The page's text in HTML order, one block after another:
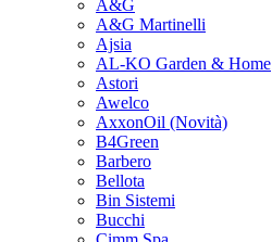
A&G
A&G Martinelli
Ajsia
AL-KO Garden & Home
Astori
Awelco
AxxonOil (Novità)
B4Green
Barbero
Bellota
Bin Sistemi
Bucchi